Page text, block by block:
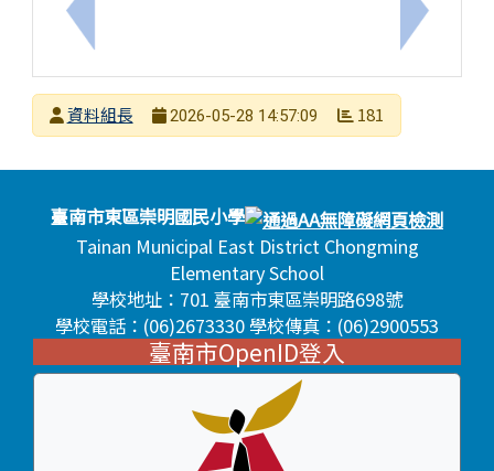
上一筆：「115年度臺南市國中小動物保護教育宣導
下一筆：
發布者
資料組長
2026-05-28 14:57:09 181
頁尾區域內容
臺南市東區崇明國民小學
Tainan Municipal East District Chongming
Elementary School
學校地址：701 臺南市東區崇明路698號
學校電話：(06)2673330 學校傳真：(06)2900553
臺南市OpenID登入